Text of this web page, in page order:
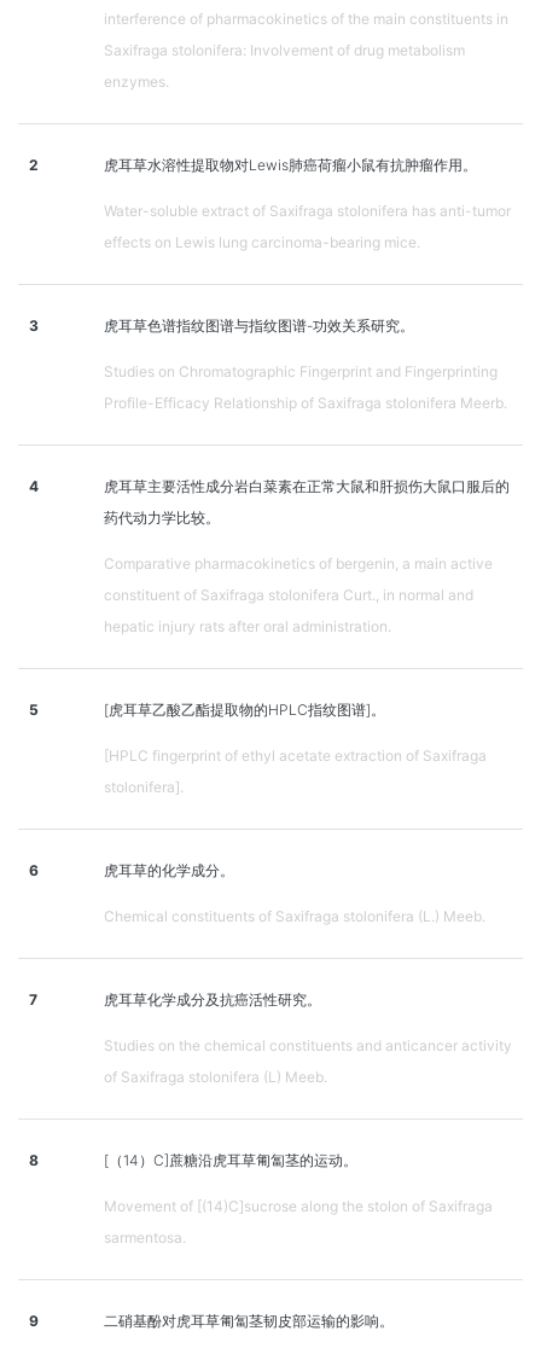
interference of pharmacokinetics of the main constituents in
Saxifraga stolonifera: Involvement of drug metabolism
enzymes.
2 虎耳草水溶性提取物对Lewis肺癌荷瘤小鼠有抗肿瘤作用。
Water-soluble extract of Saxifraga stolonifera has anti-tumor
effects on Lewis lung carcinoma-bearing mice.
3 虎耳草色谱指纹图谱与指纹图谱-功效关系研究。
Studies on Chromatographic Fingerprint and Fingerprinting
Profile-Efficacy Relationship of Saxifraga stolonifera Meerb.
4
虎耳草主要活性成分岩白菜素在正常大鼠和肝损伤大鼠口服后的
药代动力学比较。
Comparative pharmacokinetics of bergenin, a main active
constituent of Saxifraga stolonifera Curt., in normal and
hepatic injury rats after oral administration.
5 [虎耳草乙酸乙酯提取物的HPLC指纹图谱]。
[HPLC fingerprint of ethyl acetate extraction of Saxifraga
stolonifera].
6 虎耳草的化学成分。
Chemical constituents of Saxifraga stolonifera (L.) Meeb.
7 虎耳草化学成分及抗癌活性研究。
Studies on the chemical constituents and anticancer activity
of Saxifraga stolonifera (L) Meeb.
8 [（14）C]蔗糖沿虎耳草匍匐茎的运动。
Movement of [(14)C]sucrose along the stolon of Saxifraga
sarmentosa.
9 二硝基酚对虎耳草匍匐茎韧皮部运输的影响。